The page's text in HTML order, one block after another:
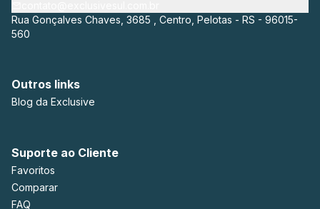
Rua Gonçalves Chaves, 3685 , Centro, Pelotas - RS - 96015-
560
Outros links
Blog da Exclusive
Suporte ao Cliente
Favoritos
Comparar
FAQ